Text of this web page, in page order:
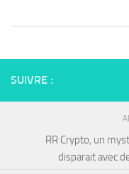
SUIVRE :
RR Crypto, un
disparait avec